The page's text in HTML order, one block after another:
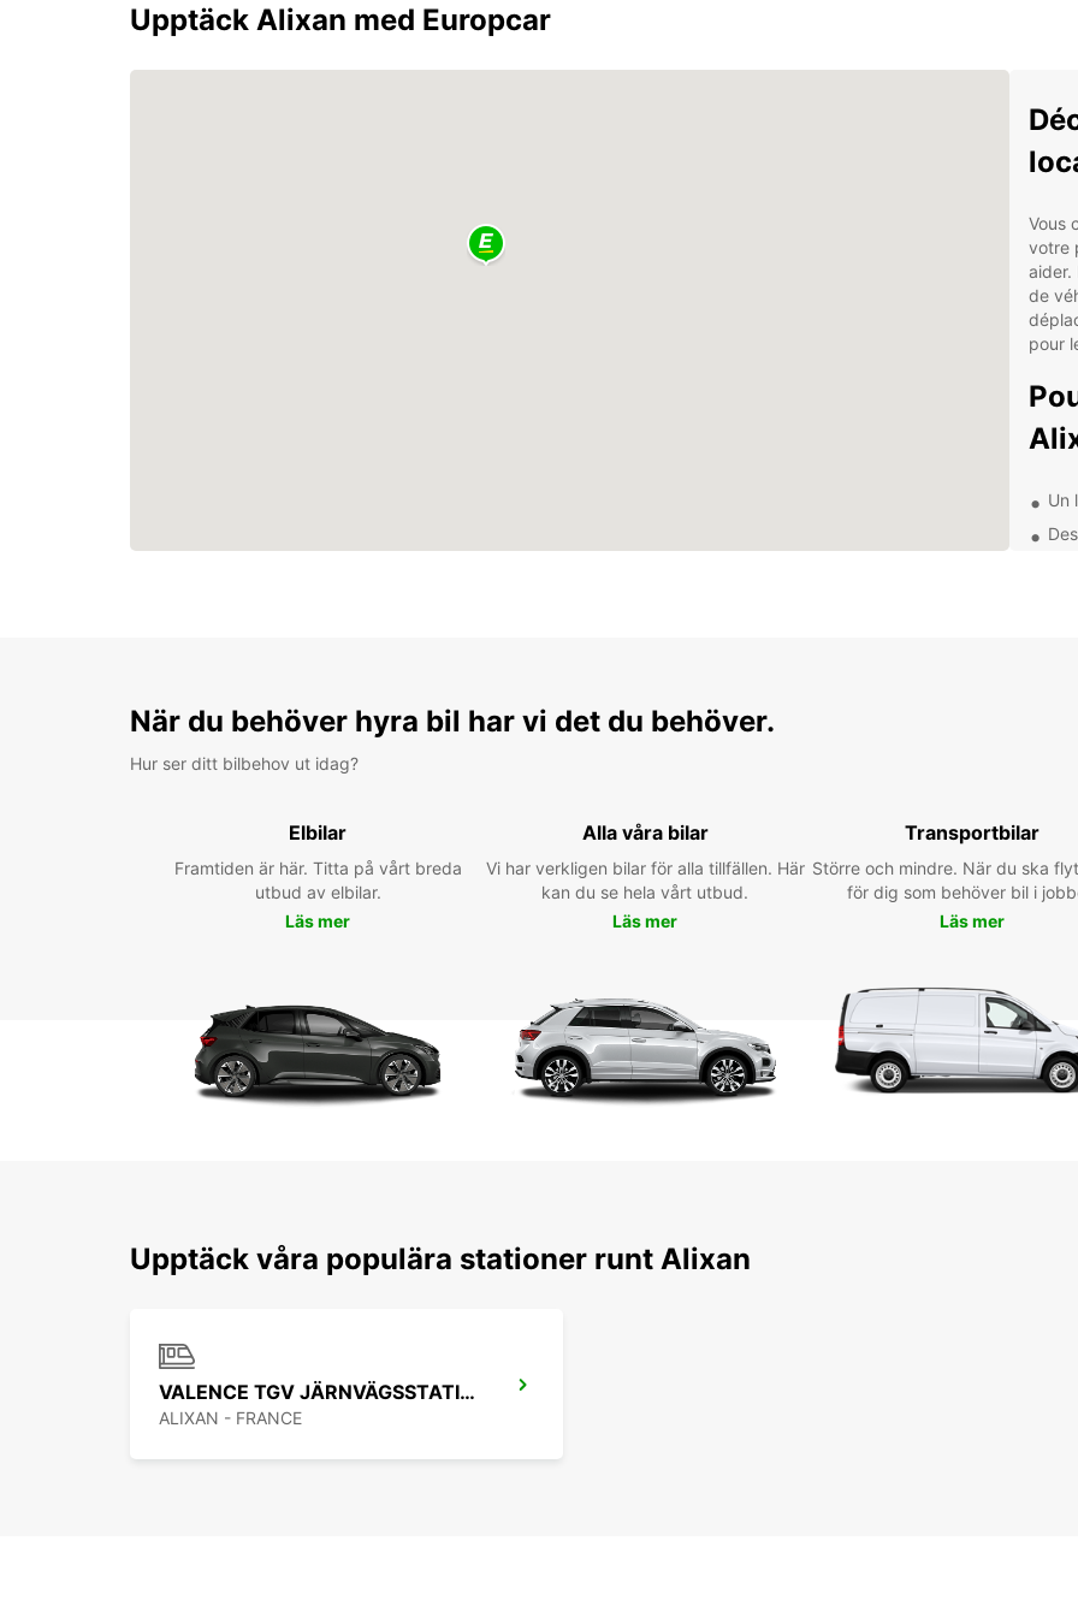
Upptäck Alixan med Europcar
Vous
votre
aider.
de
pour
Un
Ne
När du behöver hyra bil har vi det du behöver.
Hur ser ditt bilbehov ut idag?
Elbilar
Framtiden är här. Titta på vårt breda
utbud av elbilar.
Läs mer
Alla våra bilar
Vi har verkligen bilar för alla tillfällen. Här
kan du se hela vårt utbud.
Läs mer
Transportbilar
Större och mindre. När du ska
för dig som behöver bil i
Läs mer
Upptäck våra populära stationer runt Alixan
VALENCE TGV JÄRNVÄGSSTATION
ALIXAN - FRANCE